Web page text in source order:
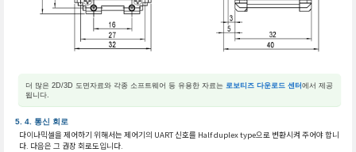
더 많은 2D/3D 도면자료와 각종 소프트웨어 등 유용한 자료는 로보티즈 다운로드 센터 에서 제공
됩니다.
통신 회로
다이나믹셀을 제어하기 위해서는 제어기의 UART 신호를 Half duplex type으로 변환시켜 주어야 합니
다. 다음은 그 권장 회로도입니다.